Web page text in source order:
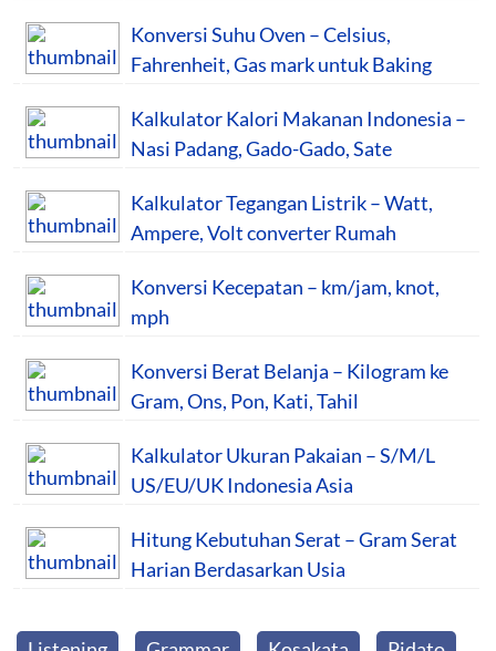
Konversi Suhu Oven – Celsius,
Fahrenheit, Gas mark untuk Baking
Kalkulator Kalori Makanan Indonesia –
Nasi Padang, Gado-Gado, Sate
Kalkulator Tegangan Listrik – Watt,
Ampere, Volt converter Rumah
Konversi Kecepatan – km/jam, knot,
mph
Konversi Berat Belanja – Kilogram ke
Gram, Ons, Pon, Kati, Tahil
Kalkulator Ukuran Pakaian – S/M/L
US/EU/UK Indonesia Asia
Hitung Kebutuhan Serat – Gram Serat
Harian Berdasarkan Usia